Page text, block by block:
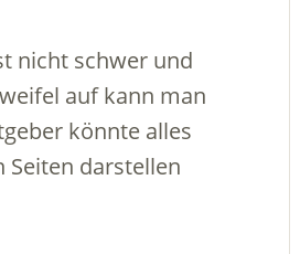
nicht schwer und
auf kann man
könnte alles
darstellen